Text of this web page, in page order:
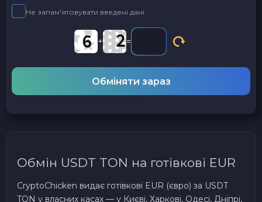
Не запам'ятовувати введені дані
+ =
Обміняти зараз
Обмін USDT TON на готівкові EUR
CryptoChicken видає готівкові EUR (євро) за USDT
TON у власних касах — у Києві, Харкові, Одесі, Дніпрі,